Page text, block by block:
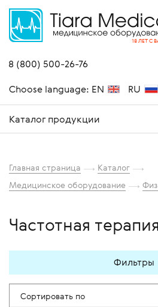
18 ЛЕТ С
8 (800) 500-26-76
Choose language: EN RU
Каталог продукции
Главная страница
Каталог
Медицинское оборудование
Частотная терапия
Фильтры